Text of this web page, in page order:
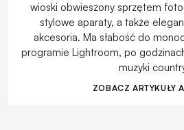
wioski obwieszony sprzętem
stylowe aparaty, a także
akcesoria. Ma słabość do
programie Lightroom, po
muzyki
ZOBACZ ARTYKUŁY